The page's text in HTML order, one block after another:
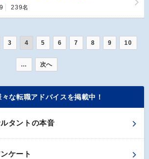
239名
3 4 5 6 7 8 9 10
… 次へ
な転職アドバイスを掲載中！
タントの本音
ケート